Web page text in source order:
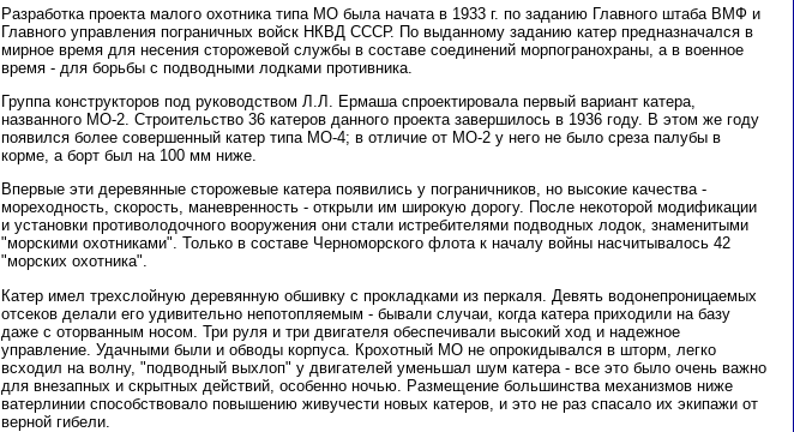
Разработка проекта малого охотника типа МО была начата в 1933 г. по заданию Главного штаба ВМФ и
Главного управления пограничных войск НКВД СССР. По выданному заданию катер предназначался в
мирное время для несения сторожевой службы в составе соединений морпогранохраны, а в военное
время - для борьбы с подводными лодками противника.
Группа конструкторов под руководством Л.Л. Ермаша спроектировала первый вариант катера,
названного МО-2. Строительство 36 катеров данного проекта завершилось в 1936 году. В этом же году
появился более совершенный катер типа МО-4; в отличие от МО-2 у него не было среза палубы в
корме, а борт был на 100 мм ниже.
Впервые эти деревянные сторожевые катера появились у пограничников, но высокие качества -
мореходность, скорость, маневренность - открыли им широкую дорогу. После некоторой модификации
и установки противолодочного вооружения они стали истребителями подводных лодок, знаменитыми
"морскими охотниками". Только в составе Черноморского флота к началу войны насчитывалось 42
"морских охотника".
Катер имел трехслойную деревянную обшивку с прокладками из перкаля. Девять водонепроницаемых
отсеков делали его удивительно непотопляемым - бывали случаи, когда катера приходили на базу
даже с оторванным носом. Три руля и три двигателя обеспечивали высокий ход и надежное
управление. Удачными были и обводы корпуса. Крохотный МО не опрокидывался в шторм, легко
всходил на волну, "подводный выхлоп" у двигателей уменьшал шум катера - все это было очень важно
для внезапных и скрытных действий, особенно ночью. Размещение большинства механизмов ниже
ватерлинии способствовало повышению живучести новых катеров, и это не раз спасало их экипажи от
верной гибели.